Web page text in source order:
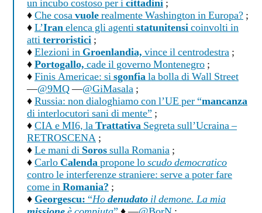
un incubo costoso per icittadini ;
♦Che cosavuolerealmente Washington in Europa? ;
♦L’Iranelenca gli agentistatunitensicoinvolti in
attiterroristici ;
♦Elezioni in Groenlandia, vince il centrodestra ;
♦Portogallo, cade il governo Montenegro ;
♦Finis Americae: sisgonfiala bolla di Wall Street
—@9MQ—@GiMasala ;
♦Russia: non dialoghiamo con l’UE per “mancanza
di interlocutori sani di mente” ;
♦CIA e MI6, laTrattativa Segreta sull’Ucraina –
RETROSCENA ;
♦Le mani di Sorossulla Romania ;
♦CarloCalendapropone loscudo democratico
contro le interferenze straniere: serve a poter fare
come inRomania? ;
♦ Georgescu: “Hodenudato il demone. La mia